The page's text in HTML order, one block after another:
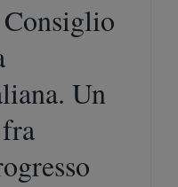
Un